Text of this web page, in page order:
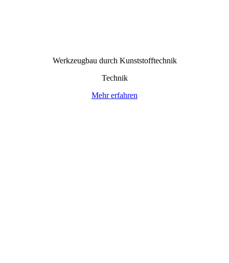
Werkzeugbau durch Kunststoff­technik
Technik
Mehr erfahren